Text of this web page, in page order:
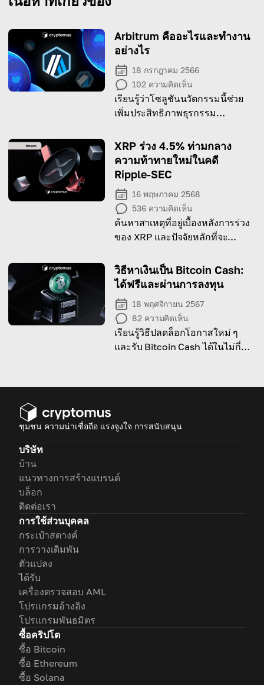
Arbitrum คืออะไรและทำงาน
อย่างไร
18 กรกฎาคม 2566
102 ความคิดเห็น
เรียนรู้ว่าโซลูชันนวัตกรรมนี้ช่วย
เพิ่มประสิทธิภาพธุรกรรม
การขยายระบบ และปฏิวัติระบบ
นิเวศแบบกระจายศูนย์ได้อย่างไร
XRP ร่วง 4.5% ท่ามกลาง
ความท้าทายใหม่ในคดี
Ripple-SEC
16 พฤษภาคม 2568
536 ความคิดเห็น
ค้นหาสาเหตุที่อยู่เบื้องหลังการร่วง
ของ XRP และปัจจัยหลักที่จะ
วิธีหาเงินเป็น Bitcoin Cash:
ได้ฟรีและผ่านการลงทุน
18 พฤศจิกายน 2567
82 ความคิดเห็น
เรียนรู้วิธีปลดล็อกโอกาสใหม่ ๆ
และรับ Bitcoin Cash ได้ในไม่กี่ขั้น
ชุมชน ความน่าเชื่อถือ แรงจูงใจ การสนับสนุน
บริษัท
บ้าน
แนวทางการสร้างแบรนด์
บล็อก
ติดต่อเรา
การใช้ส่วนบุคคล
กระเป๋าสตางค์
การวางเดิมพัน
ตัวแปลง
ได้รับ
เครื่องตรวจสอบ AML
โปรแกรมอ้างอิง
โปรแกรมพันธมิตร
ซื้อคริปโต
ซื้อ Bitcoin
ซื้อ Ethereum
ซื้อ Solana